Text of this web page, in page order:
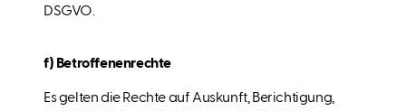
DSGVO.
f) Betroffenenrechte
Es gelten die Rechte auf Auskunft, Berichtigung,